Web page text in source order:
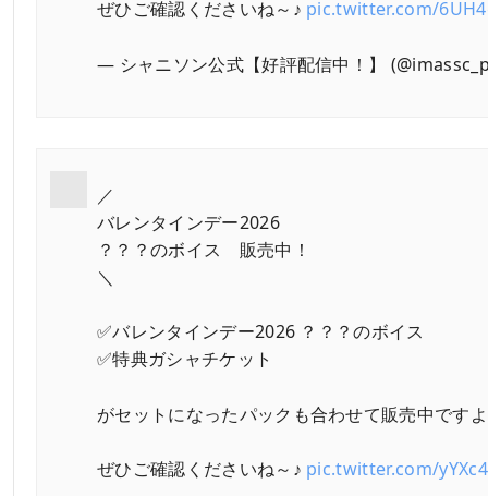
ぜひご確認くださいね～♪ pic.twitter.com/
— シャニソン公式【好評配信中！】
／
バレンタインデー2026
？？？のボイス 販売中！
＼
✅バレンタインデー2026 ？？？のボイス
✅特典ガシャチケット
がセットになったパックも合わせて販売中です
ぜひご確認くださいね～♪ pic.twitter.com/